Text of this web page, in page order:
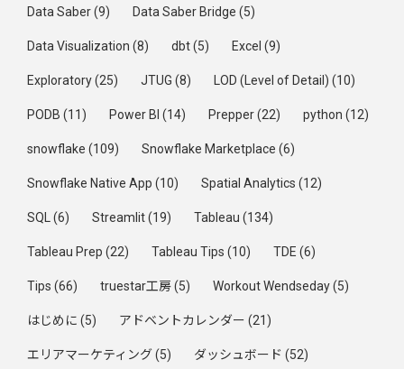
Data Saber(9) Data Saber Bridge (5)
Data Visualization (8) dbt(5) Excel (9)
Exploratory(25) JTUG (8) LOD (Level of Detail) (10)
PODB (11) Power BI (14) Prepper(22) python (12)
snowflake (109) Snowflake Marketplace (6)
Snowflake Native App (10) Spatial Analytics (12)
SQL(6) Streamlit(19) Tableau (134)
Tableau Prep (22) Tableau Tips (10) TDE (6)
Tips (66) truestar工房(5) Workout Wendseday(5)
はじめに (5) アドベントカレンダー (21)
エリアマーケティング(5) ダッシュボード (52)